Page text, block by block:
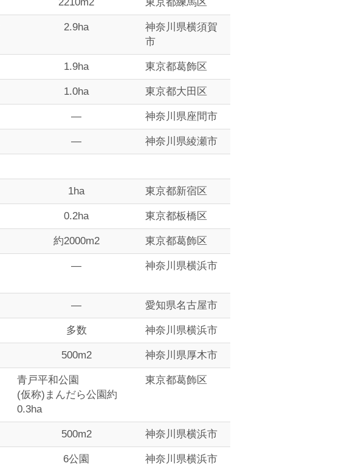
2.9ha
神奈川県横須賀
市
1.9ha 東京都葛飾区
1.0ha 東京都大田区
― 神奈川県座間市
― 神奈川県綾瀬市
1ha 東京都新宿区
0.2ha 東京都板橋区
約2000m2 東京都葛飾区
― 神奈川県横浜市
― 愛知県名古屋市
多数 神奈川県横浜市
500m2 神奈川県厚木市
青戸平和公園
(仮称)まんだら公園約
0.3ha
東京都葛飾区
500m2 神奈川県横浜市
6公園 神奈川県横浜市